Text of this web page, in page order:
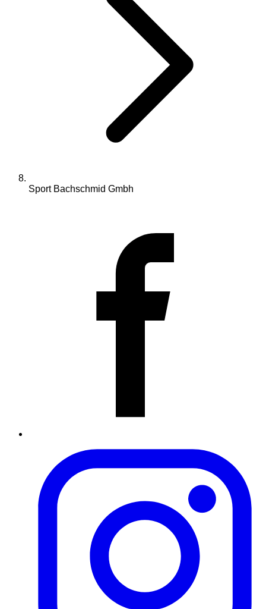
Sport Bachschmid Gmbh